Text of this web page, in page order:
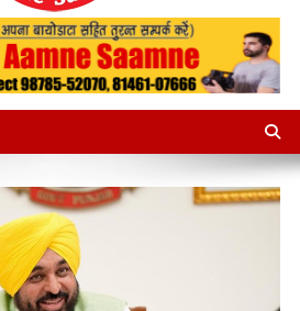
Saamne.com